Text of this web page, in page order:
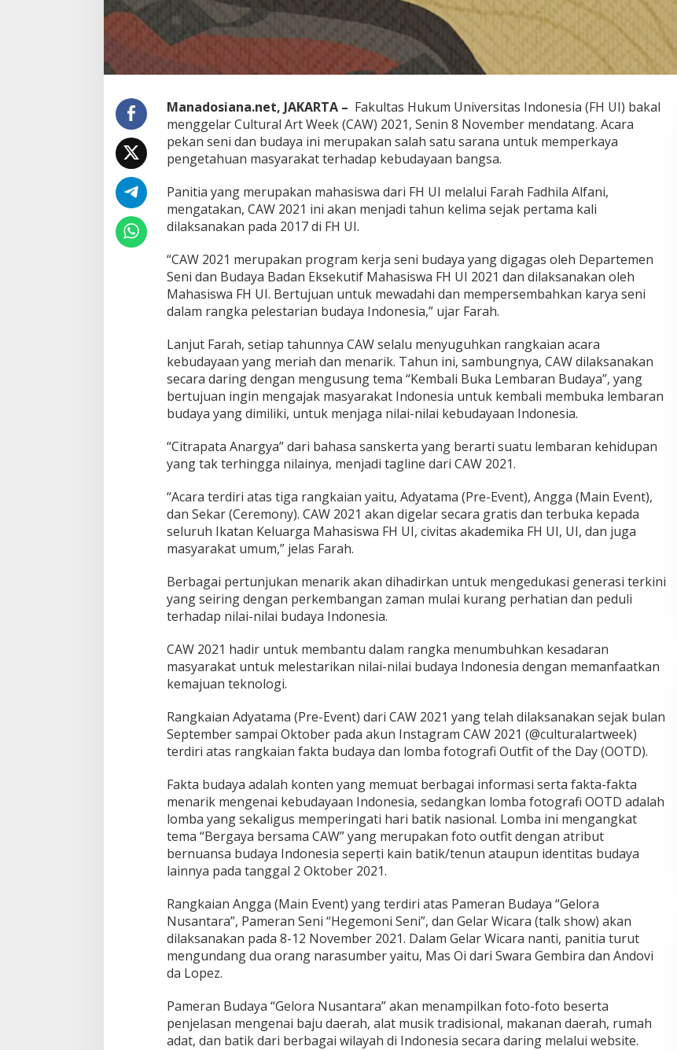
n
K
a
y
a
n
a
n
g
a
M
e
l
a
u
i
C
A
W
0
1
Manadosiana.net, JAKARTA – Fakultas Hukum Universitas Indonesia (FH UI) bakal
menggelar Cultural Art Week (CAW) 2021, Senin 8 November mendatang. Acara
pekan seni dan budaya ini merupakan salah satu sarana untuk memperkaya
pengetahuan masyarakat terhadap kebudayaan bangsa.
Panitia yang merupakan mahasiswa dari FH UI melalui Farah Fadhila Alfani,
mengatakan, CAW 2021 ini akan menjadi tahun kelima sejak pertama kali
dilaksanakan pada 2017 di FH UI.
“CAW 2021 merupakan program kerja seni budaya yang digagas oleh Departemen
Seni dan Budaya Badan Eksekutif Mahasiswa FH UI 2021 dan dilaksanakan oleh
Mahasiswa FH UI. Bertujuan untuk mewadahi dan mempersembahkan karya seni
dalam rangka pelestarian budaya Indonesia,” ujar Farah.
Lanjut Farah, setiap tahunnya CAW selalu menyuguhkan rangkaian acara
kebudayaan yang meriah dan menarik. Tahun ini, sambungnya, CAW dilaksanakan
secara daring dengan mengusung tema “Kembali Buka Lembaran Budaya”, yang
bertujuan ingin mengajak masyarakat Indonesia untuk kembali membuka lembaran
budaya yang dimiliki, untuk menjaga nilai-nilai kebudayaan Indonesia.
“Citrapata Anargya” dari bahasa sanskerta yang berarti suatu lembaran kehidupan
yang tak terhingga nilainya, menjadi tagline dari CAW 2021.
“Acara terdiri atas tiga rangkaian yaitu, Adyatama (Pre-Event), Angga (Main Event),
dan Sekar (Ceremony). CAW 2021 akan digelar secara gratis dan terbuka kepada
seluruh Ikatan Keluarga Mahasiswa FH UI, civitas akademika FH UI, UI, dan juga
masyarakat umum,” jelas Farah.
Berbagai pertunjukan menarik akan dihadirkan untuk mengedukasi generasi terkini
yang seiring dengan perkembangan zaman mulai kurang perhatian dan peduli
terhadap nilai-nilai budaya Indonesia.
CAW 2021 hadir untuk membantu dalam rangka menumbuhkan kesadaran
masyarakat untuk melestarikan nilai-nilai budaya Indonesia dengan memanfaatkan
kemajuan teknologi.
Rangkaian Adyatama (Pre-Event) dari CAW 2021 yang telah dilaksanakan sejak bulan
September sampai Oktober pada akun Instagram CAW 2021 (@culturalartweek)
terdiri atas rangkaian fakta budaya dan lomba fotografi Outfit of the Day (OOTD).
Fakta budaya adalah konten yang memuat berbagai informasi serta fakta-fakta
menarik mengenai kebudayaan Indonesia, sedangkan lomba fotografi OOTD adalah
lomba yang sekaligus memperingati hari batik nasional. Lomba ini mengangkat
tema “Bergaya bersama CAW” yang merupakan foto outfit dengan atribut
bernuansa budaya Indonesia seperti kain batik/tenun ataupun identitas budaya
lainnya pada tanggal 2 Oktober 2021.
Rangkaian Angga (Main Event) yang terdiri atas Pameran Budaya “Gelora
Nusantara”, Pameran Seni “Hegemoni Seni”, dan Gelar Wicara (talk show) akan
dilaksanakan pada 8-12 November 2021. Dalam Gelar Wicara nanti, panitia turut
mengundang dua orang narasumber yaitu, Mas Oi dari Swara Gembira dan Andovi
da Lopez.
Pameran Budaya “Gelora Nusantara” akan menampilkan foto-foto beserta
penjelasan mengenai baju daerah, alat musik tradisional, makanan daerah, rumah
adat, dan batik dari berbagai wilayah di Indonesia secara daring melalui website.